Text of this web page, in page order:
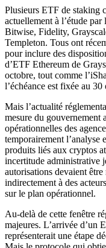
Plusieurs ETF de staking
actuellement à l’étude
Bitwise, Fidelity,
Templeton. Tous ont
pour inclure des
d’ETF Ethereum de
octobre, tout comme
l’échéance est fixée au 30
Mais l’actualité
mesure du gouvernement
opérationnelles des
temporairement l’analyse
produits liés aux cryptos
incertitude administrative
autorisations devaient
indirectement à des
sur le plan opérationnel.
Au-delà de cette fenêtre
majeures. L’arrivée d’un
représenterait une étape